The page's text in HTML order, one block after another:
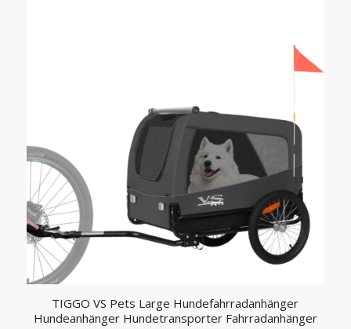
TIGGO VS Pets Large Hundefahrradanhänger
Hundeanhänger Hundetransporter Fahrradanhänger